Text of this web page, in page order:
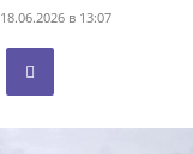
18.06.2026 в 13:07